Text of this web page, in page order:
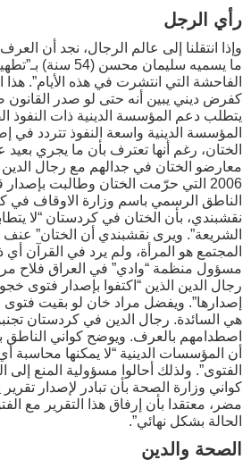
رأي الرجل
وإذا انتقلنا إلى عالم الرجال، نجد أن
ما يسميه سليمان
الفاحشة التي انتشرت في هذه الأيام”. هذا
كفرض ديني يبين أنه حتى لو صدر القانون
يتطلب دعم المؤسسة الدينية ذات
المؤسسة الدينية واسعة النفوذ تتردد
الختان، رغم أنها تعترف بأن ما يجري
معارضو الختان في جدالهم مع رجال الدين
2006 التي حرّمت الختان وطالبت
الناطق الرسمي باسم وزارة الاوقاف في
نقشبندي، بأن الختان في كردستان “لا
الشريعة”. ويرى نقشبندي أن الختان”
المجتمع هو المرأة، ولم يرد في القرآن أي
مسؤول منظمة “وادي” في العراق فلاح
رجال الدين الذين “اكتفوا بإصدار فتوى
إصدارها”. ويفضل مراد خان لو بقيت فتوى
هي السائدة. رجال الدين في كردستان
اصطدامهم بالعرف. ويوضح كواني الناطق
أن المؤسسات الدينية “لا يمكنها محاسبة
الفتوى”. ولذلك أحالوا مسؤولية المنع
كواني وزارة الصحة بأن تبادر لإصدار
مضر، معتقدا بأن إرفاق هذا التقرير مع
الحالة بشكل نهائي”.
الصحة والدين